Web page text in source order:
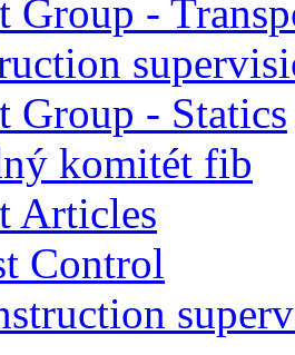
Group -
Group - Statics
komitét fib
Articles
Control